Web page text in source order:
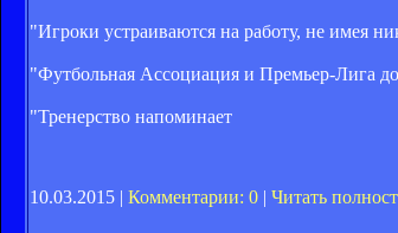
"Игроки устраиваются на работу, не имея
"Футбольная Ассоциация и Премьер-Лига
"Тренерство напоминает
10.03.2015 | Комментарии: 0 | Читать